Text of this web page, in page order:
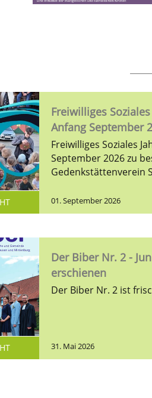
Freiwilliges
Anfang September
Freiwilliges Soziales
September 2026 zu
Gedenkstättenverein
01. September 2026
Der Biber Nr. 2 -
erschienen
31. Mai 2026